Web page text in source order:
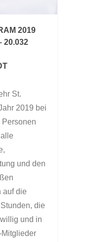
2019
20.032
St.
2019 bei
und den
auf die
die
und in